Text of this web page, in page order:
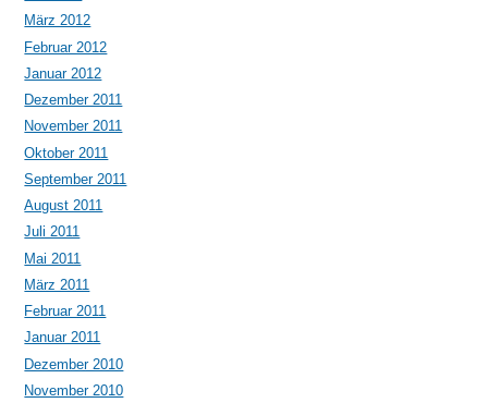
März 2012
Februar 2012
Januar 2012
Dezember 2011
November 2011
Oktober 2011
September 2011
August 2011
Juli 2011
Mai 2011
März 2011
Februar 2011
Januar 2011
Dezember 2010
November 2010